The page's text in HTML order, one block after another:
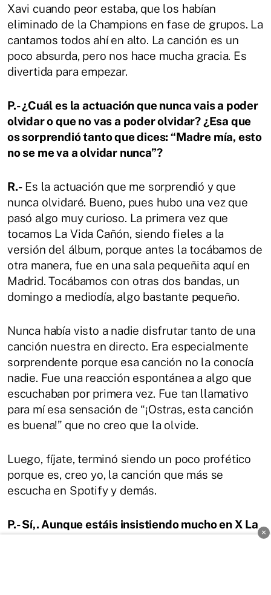
Xavi cuando peor estaba, que los habían
eliminado de la Champions en fase de grupos. La
cantamos todos ahí en alto. La canción es un
poco absurda, pero nos hace mucha gracia. Es
divertida para empezar.
P.- ¿Cuál es la actuación que nunca vais a poder
olvidar o que no vas a poder olvidar? ¿Esa que
os sorprendió tanto que dices: “Madre mía, esto
no se me va a olvidar nunca”?
R.-Es la actuación que me sorprendió y que
nunca olvidaré. Bueno, pues hubo una vez que
pasó algo muy curioso. La primera vez que
tocamos La Vida Cañón, siendo fieles a la
versión del álbum, porque antes la tocábamos de
otra manera, fue en una sala pequeñita aquí en
Madrid. Tocábamos con otras dos bandas, un
domingo a mediodía, algo bastante pequeño.
Nunca había visto a nadie disfrutar tanto de una
canción nuestra en directo. Era especialmente
sorprendente porque esa canción no la conocía
nadie. Fue una reacción espontánea a algo que
escuchaban por primera vez. Fue tan llamativo
para mí esa sensación de “¡Ostras, esta canción
es buena!” que no creo que la olvide.
Luego, fíjate, terminó siendo un poco profético
porque es, creo yo, la canción que más se
escucha en Spotify y demás.
P.- Sí,. Aunque estáis insistiendo mucho en X La
×